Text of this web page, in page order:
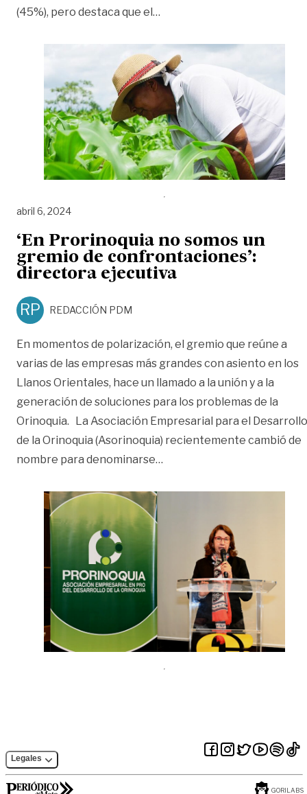
(45%), pero destaca que el…
abril 6, 2024
‘En Prorinoquia no somos un
gremio de confrontaciones’:
directora ejecutiva
RP REDACCIÓN PDM
En momentos de polarización, el gremio que reúne a
varias de las empresas más grandes con asiento en los
Llanos Orientales, hace un llamado a la unión y a la
generación de soluciones para los problemas de la
Orinoquia. La Asociación Empresarial para el Desarrollo
de la Orinoquia (Asorinoquia) recientemente cambió de
nombre para denominarse…
Legales
GORILABS